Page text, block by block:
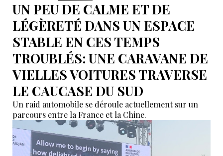
UN PEU DE CALME ET DE
LÉGÈRETÉ DANS UN ESPACE
STABLE EN CES TEMPS
TROUBLÉS: UNE CARAVANE DE
VIELLES VOITURES TRAVERSE
LE CAUCASE DU SUD
Un raid automobile se déroule actuellement sur un
parcours entre la France et la Chine.